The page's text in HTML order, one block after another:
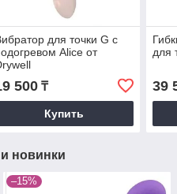
для точки G с
Alice от
500₸
Купить
для
39
новинки
–15%